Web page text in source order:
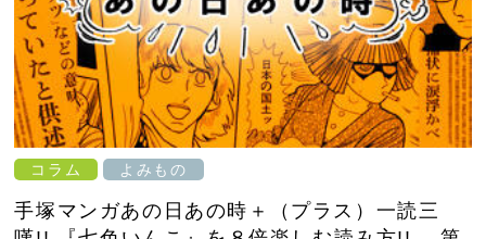
コラム よみもの
手塚マンガあの日あの時＋（プラス）一読三